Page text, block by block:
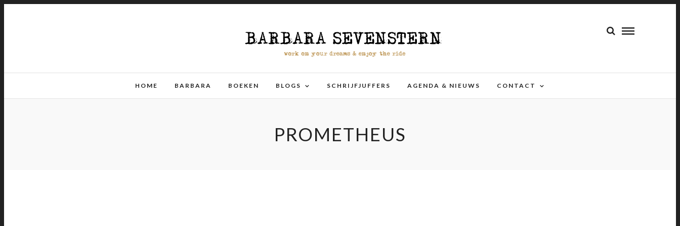
HOME BARBARA BOEKEN BLOGS SCHRIJFJUFFERS AGENDA & NIEUWS CONTACT
PROMETHEUS